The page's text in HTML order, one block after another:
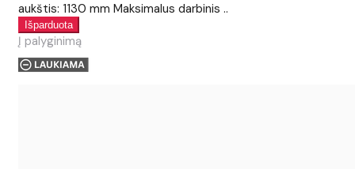
aukštis: 1130 mm Maksimalus darbinis ..
Į palyginimą